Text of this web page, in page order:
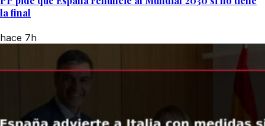
la final
hace 7h